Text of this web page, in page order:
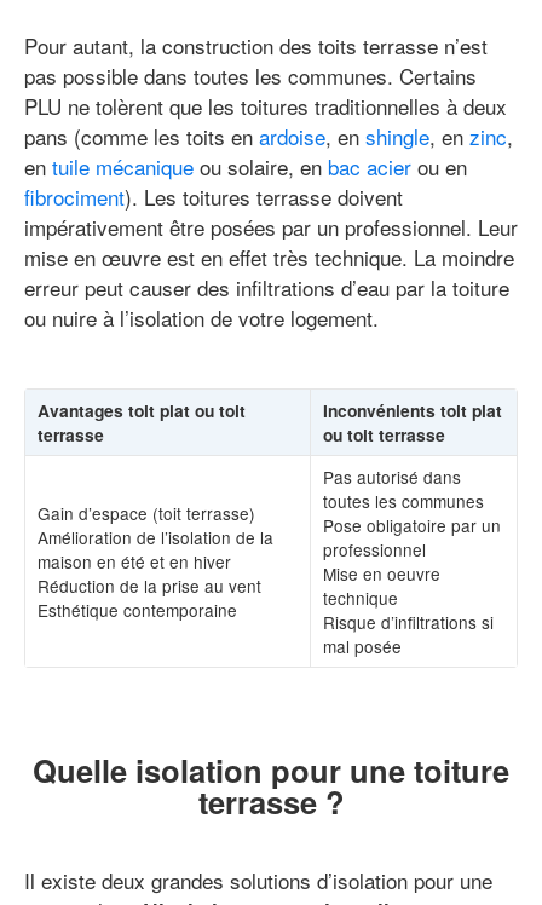
Pour autant, la construction des toits terrasse n’est
pas possible dans toutes les communes. Certains
PLU ne tolèrent que les toitures traditionnelles à deux
pans (comme les toits en ardoise, en shingle, en zinc,
en tuile mécanique ou solaire, en bac acier ou en
fibrociment). Les toitures terrasse doivent
impérativement être posées par un professionnel. Leur
mise en œuvre est en effet très technique. La moindre
erreur peut causer des infiltrations d’eau par la toiture
ou nuire à l’isolation de votre logement.
Avantages toit plat ou toit
terrasse
Inconvénients toit plat
ou toit terrasse
Gain d’espace (toit terrasse)
Amélioration de l’isolation de la
maison en été et en hiver
Réduction de la prise au vent
Esthétique contemporaine
Pas autorisé dans
toutes les communes
Pose obligatoire par un
professionnel
Mise en oeuvre
technique
Risque d’infiltrations si
mal posée
Quelle isolation pour une toiture
terrasse ?
Il existe deux grandes solutions d’isolation pour une